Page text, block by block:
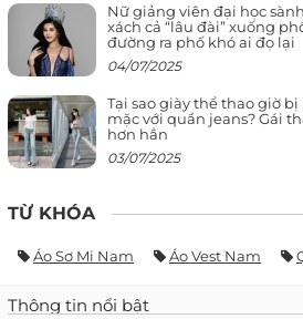
Nữ giảng viên đại học
xách cả “lâu đài” xuống
đường ra phố khó ai đọ lại
04/07/2025
Tại sao giày thể thao giờ
mặc với quần jeans? Gái
hơn hẳn
03/07/2025
TỪ KHÓA
Áo Sơ Mi Nam Áo Vest Nam
Thông tin nổi bật